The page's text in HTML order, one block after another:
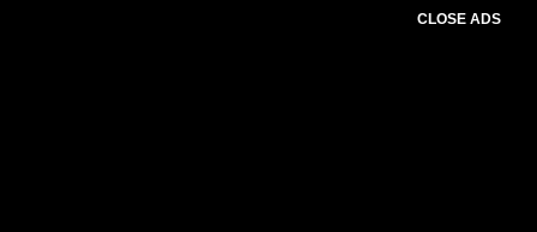
CLOSE ADS